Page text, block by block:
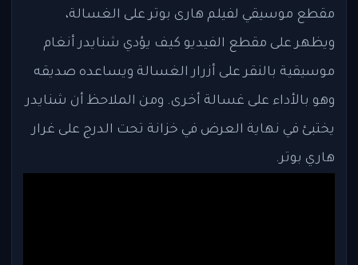
مقطع موسيقي لفيلم هارى بوتر على الغسالة،
ويظهر على مقطع الفيديو كيف يؤدي شنايدر أنغام
موسيقية بالنقر على أزرار الغسالة ويساعده صديقه
وهو بالأداء على غسالة أخرى. ومن الملاحظ أن شنايدر
يختبئ في نهاية العرض في خزانة تحت الدرج على غرار
هاري بوتر.